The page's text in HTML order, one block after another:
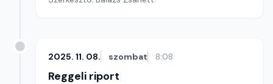
2025. 11. 08. szombat 8:08
Reggeli riport